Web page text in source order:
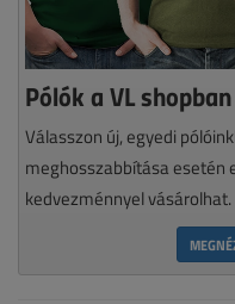
Pólók a VL shopban
Válasszon új, egyedi
meghosszabbítása esetén
kedvezménnyel vásárolhat.